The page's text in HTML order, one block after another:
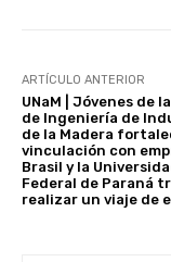
ARTÍCULO ANTERIOR
UNaM | Jóvenes de
de Ingeniería de
de la Madera
vinculación con
Brasil y la
Federal de Paraná
realizar un viaje de